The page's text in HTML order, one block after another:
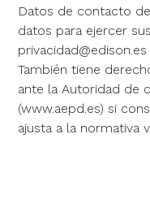
Datos de contacto
datos para ejercer
privacidad@edison.es
También tiene
ante la Autoridad de
(www.aepd.es) si
ajusta a la normativa